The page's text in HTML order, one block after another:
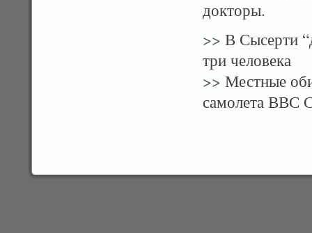
докторы.
>> В Сысерти
три человека
>> Местные
самолета